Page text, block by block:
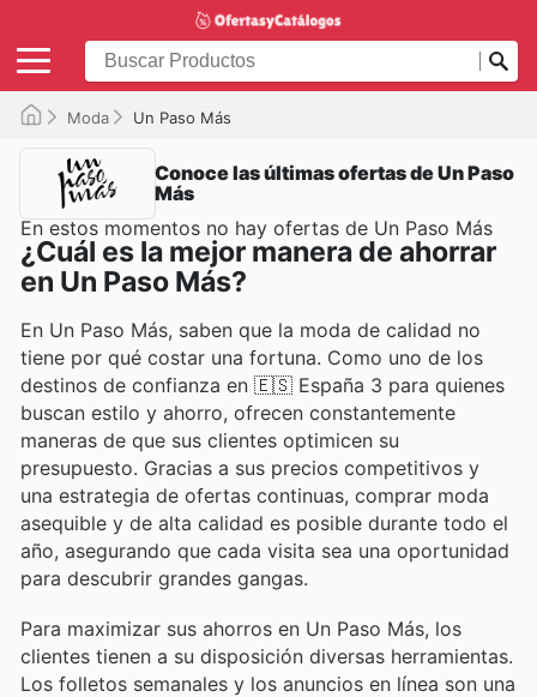
Moda Un Paso Más
Conoce las últimas ofertas de Un Paso
Más
En estos momentos no hay ofertas de Un Paso Más
¿Cuál es la mejor manera de ahorrar
en Un Paso Más?
En Un Paso Más, saben que la moda de calidad no
tiene por qué costar una fortuna. Como uno de los
destinos de confianza en 🇪🇸 España 3 para quienes
buscan estilo y ahorro, ofrecen constantemente
maneras de que sus clientes optimicen su
presupuesto. Gracias a sus precios competitivos y
una estrategia de ofertas continuas, comprar moda
asequible y de alta calidad es posible durante todo el
año, asegurando que cada visita sea una oportunidad
para descubrir grandes gangas.
Para maximizar sus ahorros en Un Paso Más, los
clientes tienen a su disposición diversas herramientas.
Los folletos semanales y los anuncios en línea son una